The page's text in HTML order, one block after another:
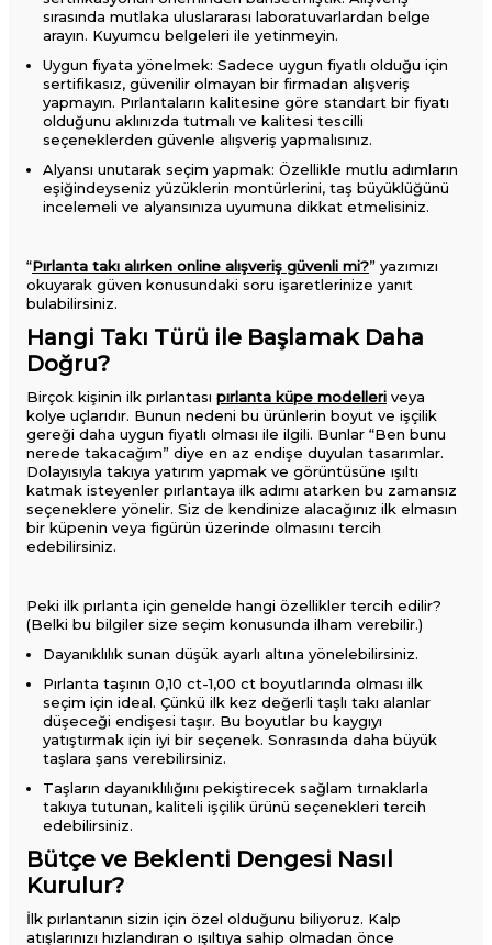
sırasında mutlaka uluslararası laboratuvarlardan belge
arayın. Kuyumcu belgeleri ile yetinmeyin.
Uygun fiyata yönelmek: Sadece uygun fiyatlı olduğu için
sertifikasız, güvenilir olmayan bir firmadan alışveriş
yapmayın. Pırlantaların kalitesine göre standart bir fiyatı
olduğunu aklınızda tutmalı ve kalitesi tescilli
seçeneklerden güvenle alışveriş yapmalısınız.
Alyansı unutarak seçim yapmak: Özellikle mutlu adımların
eşiğindeyseniz yüzüklerin montürlerini, taş büyüklüğünü
incelemeli ve alyansınıza uyumuna dikkat etmelisiniz.
“Pırlanta takı alırken online alışveriş güvenli mi?” yazımızı
okuyarak güven konusundaki soru işaretlerinize yanıt
bulabilirsiniz.
Hangi Takı Türü ile Başlamak Daha
Doğru?
Birçok kişinin ilk pırlantası pırlanta küpe modelleri veya
kolye uçlarıdır. Bunun nedeni bu ürünlerin boyut ve işçilik
gereği daha uygun fiyatlı olması ile ilgili. Bunlar “Ben bunu
nerede takacağım” diye en az endişe duyulan tasarımlar.
Dolayısıyla takıya yatırım yapmak ve görüntüsüne ışıltı
katmak isteyenler pırlantaya ilk adımı atarken bu zamansız
seçeneklere yönelir. Siz de kendinize alacağınız ilk elmasın
bir küpenin veya figürün üzerinde olmasını tercih
edebilirsiniz.
Peki ilk pırlanta için genelde hangi özellikler tercih edilir?
(Belki bu bilgiler size seçim konusunda ilham verebilir.)
Dayanıklılık sunan düşük ayarlı altına yönelebilirsiniz.
Pırlanta taşının 0,10 ct-1,00 ct boyutlarında olması ilk
seçim için ideal. Çünkü ilk kez değerli taşlı takı alanlar
düşeceği endişesi taşır. Bu boyutlar bu kaygıyı
yatıştırmak için iyi bir seçenek. Sonrasında daha büyük
taşlara şans verebilirsiniz.
Taşların dayanıklılığını pekiştirecek sağlam tırnaklarla
takıya tutunan, kaliteli işçilik ürünü seçenekleri tercih
edebilirsiniz.
Bütçe ve Beklenti Dengesi Nasıl
Kurulur?
İlk pırlantanın sizin için özel olduğunu biliyoruz. Kalp
atışlarınızı hızlandıran o ışıltıya sahip olmadan önce